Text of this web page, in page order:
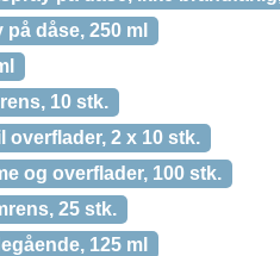
dåse, 250 ml
10 stk.
overflader, 2 x 10 stk.
og overflader, 100 stk.
25 stk.
125 ml